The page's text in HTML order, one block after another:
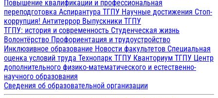
Повышение квалификации и профессиональная
переподготовка Аспирантура ТГПУ Научные достижения Стоп-
коррупция! Антитеррор Выпускники ТГПУ
ТГПУ: история и современность Студенческая жизнь
Волонтёрство Профориентация и трудоустройство
Инклюзивное образование Новости факультетов Специальная
оценка условий труда Технопарк ТГПУ Кванториум ТГПУ Центр
дополнительного физико-математического и естественно-
научного образования
Сведения об образовательной организации